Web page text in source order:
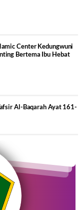
Center Kedungwuni
Bertema Ibu Hebat
Al-Baqarah Ayat 161-